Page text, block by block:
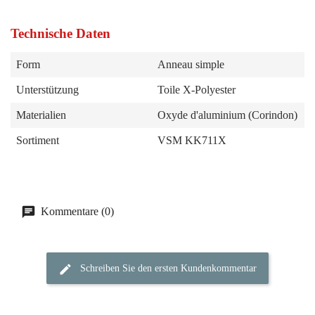
Technische Daten
Form Anneau simple
Unterstützung Toile X-Polyester
Materialien Oxyde d'aluminium (Corindon)
Sortiment VSM KK711X
Kommentare (0)
Schreiben Sie den ersten Kundenkommentar